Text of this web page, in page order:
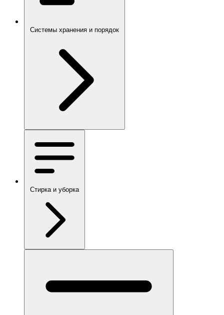
Системы хранения и порядок
Стирка и уборка